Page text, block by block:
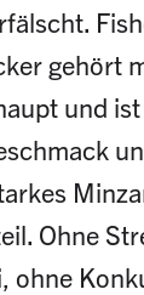
gehört
und
Ohne
ohne